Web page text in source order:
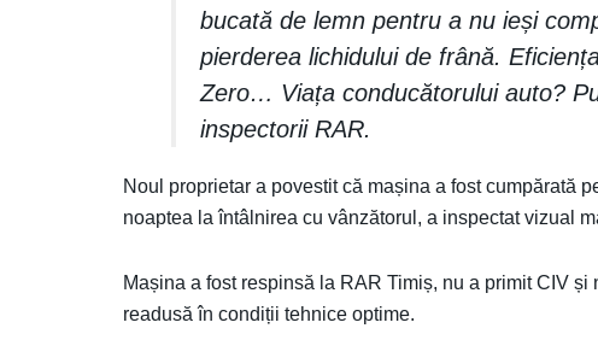
bucată de lemn pentru a nu ieși
pierderea lichidului de frână.
Zero… Viața conducătorului auto?
inspectorii RAR.
Noul proprietar a povestit că mașina a fost cumpărată
noaptea la întâlnirea cu vânzătorul, a inspectat vizual
Mașina a fost respinsă la RAR Timiș, nu a primit CIV
readusă în condiții tehnice optime.